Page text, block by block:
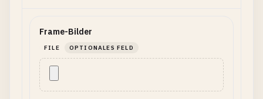
Frame-Bilder
FILE OPTIONALES FELD